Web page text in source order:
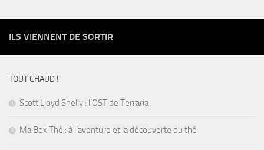
ILS VIENNENT DE SORTIR
TOUT CHAUD !
Scott Lloyd Shelly : l’OST de Terraria
Ma Box Thé : à l’aventure et la découverte du thé